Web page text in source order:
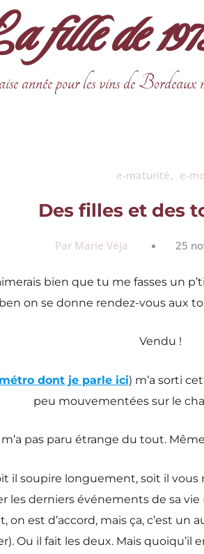
de
année pour les vins de
e-maturité e-
Des filles et des
Par Marie Véja 25
bien que tu me fasses un
on se donne rendez-vous aux
Vendu !
dont je parle ici) m’a sorti
peu mouvementées sur le
pas paru étrange du tout.
soupire longuement, soit il vous
derniers événements de sa
est d’accord, mais ça, c’est
Ou il fait les deux. Mais